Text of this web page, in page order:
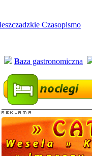
Baza gastronomiczna